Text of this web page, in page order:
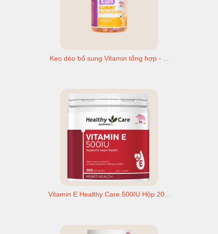
Kẹo dẻo bổ sung Vitamin tổng hợp - ...
Vitamin E Healthy Care 500IU Hộp 20...